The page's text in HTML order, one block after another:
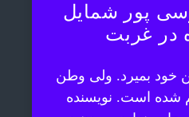
پور شمایل
در غربت
خود بمیرد. ولی وطن
شده است. نویسنده